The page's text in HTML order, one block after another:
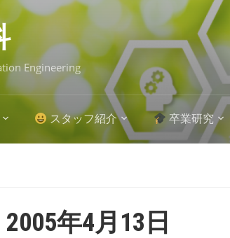
Engineering
スタッフ紹介 卒業研究
2005年4月13日